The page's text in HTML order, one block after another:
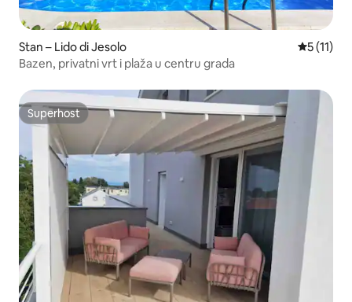
Stan – Lido di Jesolo
5 (11)
Bazen, privatni vrt i plaža u centru grada
Superhost
Superhost